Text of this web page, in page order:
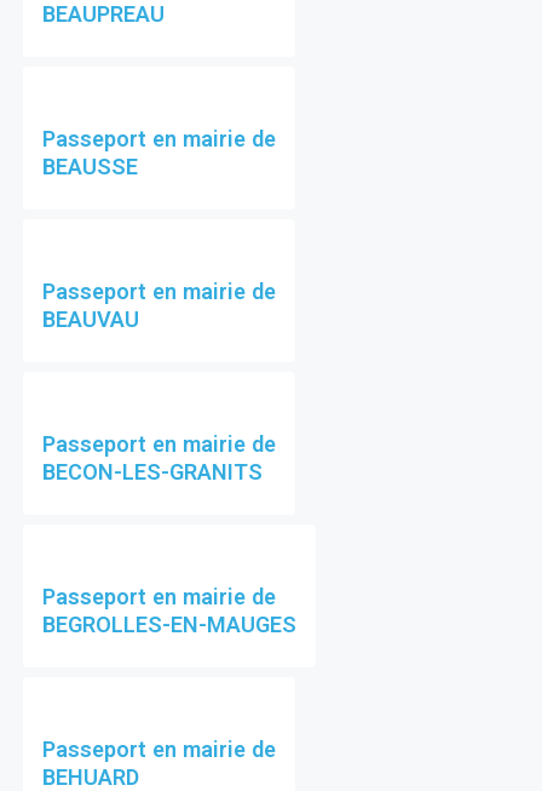
BEAUPREAU
Passeport en mairie de
BEAUSSE
Passeport en mairie de
BEAUVAU
Passeport en mairie de
BECON-LES-GRANITS
Passeport en mairie de
BEGROLLES-EN-MAUGES
Passeport en mairie de
BEHUARD